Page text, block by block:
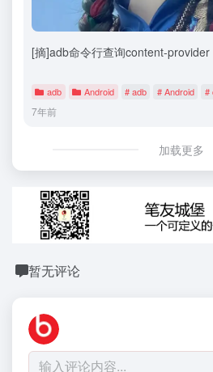
[摘]adb命令行查询content-provider
adb Android # adb # Android #
7年前
加载更多
暂无评论